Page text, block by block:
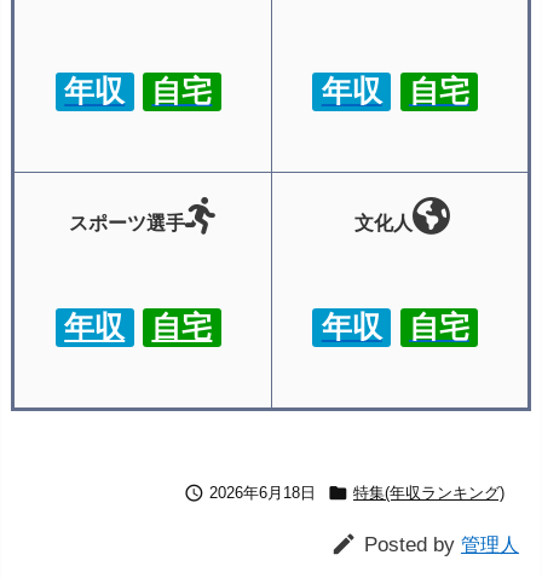
年収 自宅 年収 自宅
スポーツ選手
年収 自宅
文化人
年収 自宅
 2026年6月18日  特集(年収ランキング)
 Posted by 管理人